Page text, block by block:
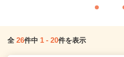
全 26件中 1 - 20件を表示